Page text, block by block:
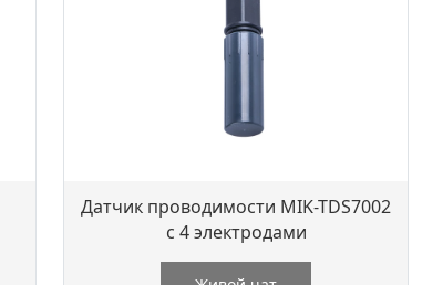
Датчик проводимости MIK-TDS7002
с 4 электродами